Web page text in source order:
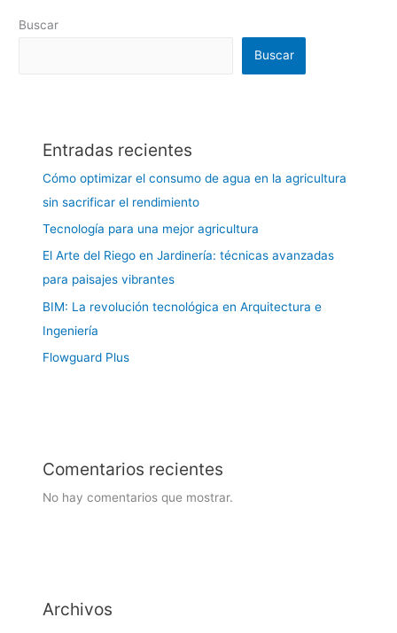
Buscar
Buscar
Entradas recientes
Cómo optimizar el consumo de agua en la agricultura
sin sacrificar el rendimiento
Tecnología para una mejor agricultura
El Arte del Riego en Jardinería: técnicas avanzadas
para paisajes vibrantes
BIM: La revolución tecnológica en Arquitectura e
Ingeniería
Flowguard Plus
Comentarios recientes
No hay comentarios que mostrar.
Archivos